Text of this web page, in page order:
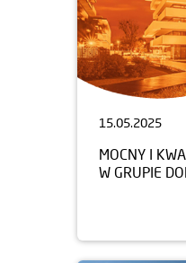
15.05.2025
MOCNY I
W GRUPIE